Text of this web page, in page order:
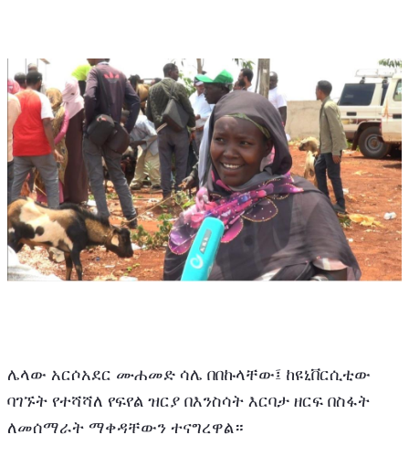
ሌላው አርሶአደር ሙሐመድ ሳሌ በበኩላቸው፤ ከዩኒቨርሲቲው
ባገኙት የተሻሻለ የፍየል ዝርያ በእንስሳት እርባታ ዘርፍ በስፋት
ለመሰማራት ማቀዳቸውን ተናግረዋል።